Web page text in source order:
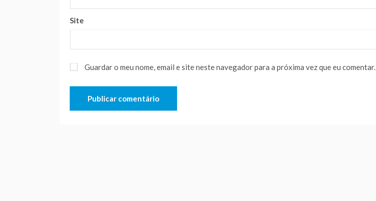
Site
Guardar o meu nome, email e site neste navegador para a próxima vez que eu comentar.